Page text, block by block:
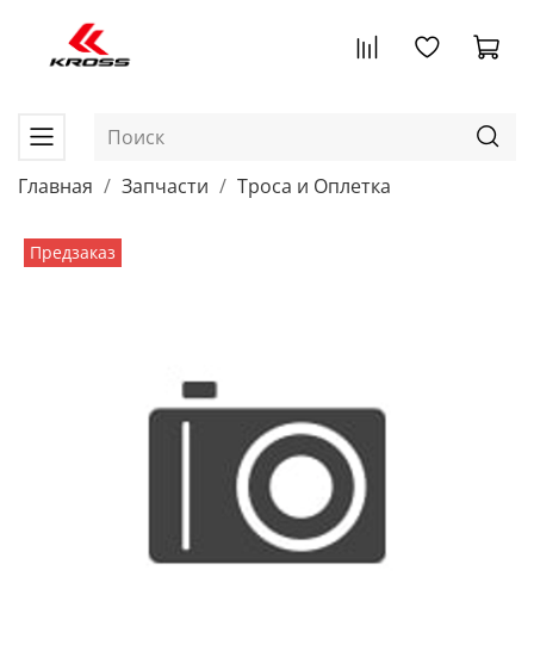
Главная Запчасти Троса и Оплетка
Предзаказ